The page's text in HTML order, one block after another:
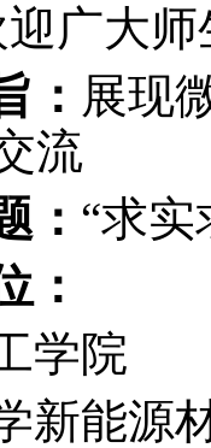
广大
： 展现
流
： “求
：
学院
新能源